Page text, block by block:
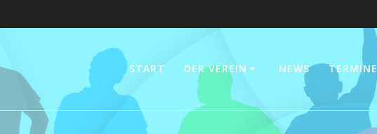
START DER VEREIN NEWS TERMINE